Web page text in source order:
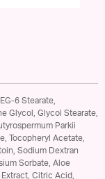
6 Stearate,
Glycol, Glycol Stearate,
Parkii
Tocopheryl Acetate,
Sodium Dextran
Sorbate, Aloe
Citric Acid,